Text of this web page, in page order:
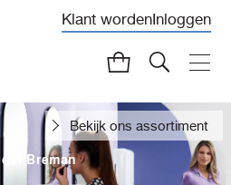
Klant wordenInloggen
Breman
Bekijk ons assortiment